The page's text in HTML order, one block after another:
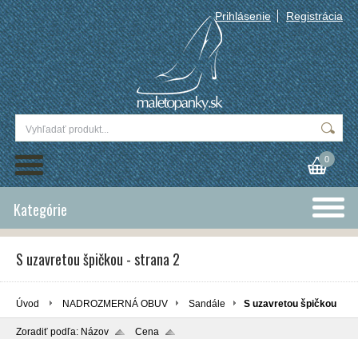
Prihlásenie Registrácia
0
Kategórie
S uzavretou špičkou - strana 2
Úvod NADROZMERNÁ OBUV Sandále S uzavretou špičkou
Zoradiť podľa: Názov
Cena